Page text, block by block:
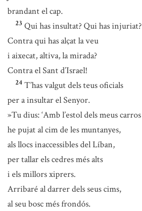
brandant el cap.
23 Qui has insultat? Qui has injuriat?
Contra qui has alçat la veu
i aixecat, altiva, la mirada?
Contra el Sant d’Israel!
24 T’has valgut dels teus oficials
per a insultar el Senyor.
»Tu dius: ‘Amb l’estol dels meus carros
he pujat al cim de les muntanyes,
als llocs inaccessibles del Líban,
per tallar els cedres més alts
i els millors xiprers.
Arribaré al darrer dels seus cims,
al seu bosc més frondós.